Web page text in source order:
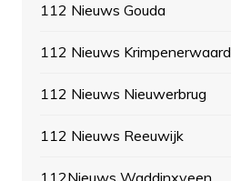
112 Nieuws Gouda
112 Nieuws Krimpenerwaard
112 Nieuws Nieuwerbrug
112 Nieuws Reeuwijk